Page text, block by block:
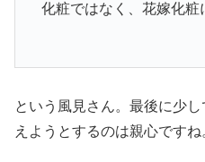
化粧ではなく、花嫁化粧
という風見さん。最後に少
えようとするのは親心ですね